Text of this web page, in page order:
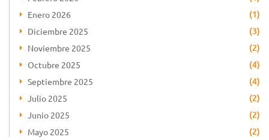
Enero 2026 (1)
Diciembre 2025 (3)
Noviembre 2025 (2)
Octubre 2025 (4)
Septiembre 2025 (4)
Julio 2025 (2)
Junio 2025 (2)
Mayo 2025 (2)